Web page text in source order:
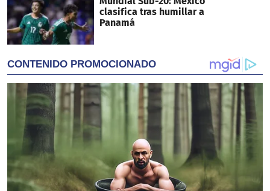
clasifica tras humillar a
Panamá